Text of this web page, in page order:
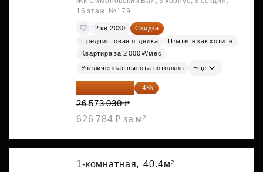
16 этаж, №179
2 кв 2030
Скидка
Предчистовая отделка
Платите как хотите
Квартира за 2 000 ₽/мес
Увеличенная высота потолков Ещё
25 510 109 ₽ -4%
26 573 030 ₽
626 784 ₽ за м²
1-комнатная, 40.4м²